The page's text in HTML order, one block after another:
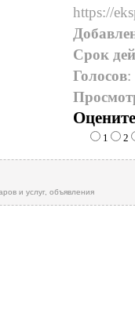
https://
Срок
Голосов:
1 2
и услуг, объявления